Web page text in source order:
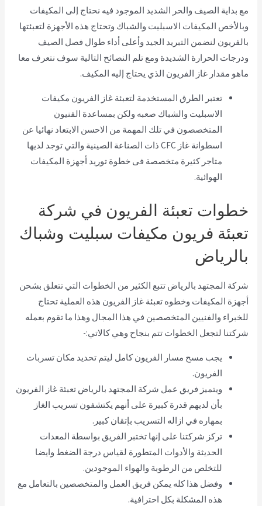
مع بداية الصيف والحر الشديد الموجود فيه نحتاج إلى المكيفات
وبالأخص المكيفات الاسبليت والشباك وتحتاج هذه الأجهزة لتعبئتها
بالفريون لنضمن التبريد الجيد وأعلى أداء طوال فصل الصيف
ودرجات الحرارة الشديدة ومع تلم النصائح التالية سوف نتعرف معا
ماهو مقدار غاز الفريون الذي يحتاج إليه المكيف.
تعتبر الطرق المستخدمة لتعبئة غاز الفريون مكيفات
الاسبليت والشباك صعبه ولكن بمساعدة الفنيون
المتخصصون في تلك المهمة من الاحسن الابتعاد نهائيا عن
اسطوانة غاز CFC ذات الصناعة الصينية والتي توجد لديها
متاجر كثيرة متخصصة فى خطوة توريد أجهزة المكيفات
الهوائية.
خطوات تعبئة الفريون في شركة
تعبئة فريون مكيفات سبليت وشباك
بالرياض
شركة المجتهد بالرياض تتبع الكثير من الخطوات التي تتعلق بشحن
أجهزة المكيفات وخطوه تعبئة غاز الفريون هذه العملية تحتاج
للخبراء والفنيين المتخصصين في هذا المجال وهذا ما تقوم بعمله
شركتنا لتجعل الخطوات تتم بنجاح وهي كالاتي:-
يجب مسح مسار الفريون كامل ليتم تحديد مكان تسربات
الفريون.
ويتميز فريق عمل شركة المجتهد بالرياض تعبئة غاز الفريون
بأن لديهم قدرة كبيرة على أنهم يكتشفون تسريب الغاز
بمهاره في ازاله التسريب بإتقان كبير.
تركز شركتنا على إنها تختبر الفريق بواسطة المعدات
الحديثة والأدوات المتطورة لقياس درجة الضغط وايضا
للتخلص من الرطوبة والهواء الموجودين.
وفضل هذا كله يمكن فريق العمل والمتخصصين بالتعامل مع
هذه المشكلة بكل احترافية.